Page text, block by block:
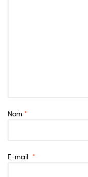
Nom *
E-mail *